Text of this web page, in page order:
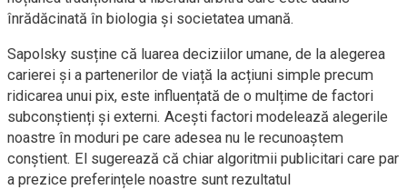
înrădăcinată în biologia și societatea umană.
Sapolsky susține că luarea deciziilor umane, de la alegerea
carierei și a partenerilor de viață la acțiuni simple precum
ridicarea unui pix, este influențată de o mulțime de factori
subconștienți și externi. Acești factori modelează alegerile
noastre în moduri pe care adesea nu le recunoaștem
conștient. El sugerează că chiar algoritmii publicitari care par
a prezice preferințele noastre sunt rezultatul